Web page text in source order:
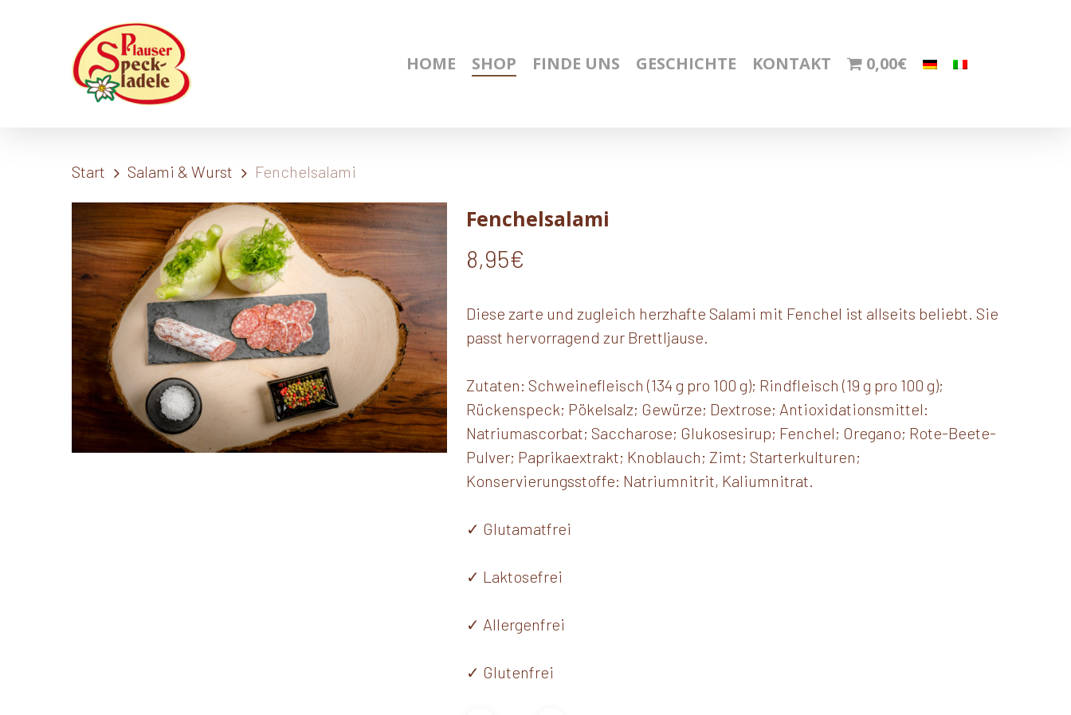
HOME SHOP FINDE UNS GESCHICHTE KONTAKT 0,00€
Start Salami & Wurst Fenchelsalami
Fenchelsalami
8,95€
Diese zarte und zugleich herzhafte Salami mit Fenchel ist allseits beliebt. Sie
passt hervorragend zur Brettljause.
Zutaten: Schweinefleisch (134 g pro 100 g); Rindfleisch (19 g pro 100 g);
Rückenspeck; Pökelsalz; Gewürze; Dextrose; Antioxidationsmittel:
Natriumascorbat; Saccharose; Glukosesirup; Fenchel; Oregano; Rote-Beete-
Pulver; Paprikaextrakt; Knoblauch; Zimt; Starterkulturen;
Konservierungsstoffe: Natriumnitrit, Kaliumnitrat.
✓ Glutamatfrei
✓ Laktosefrei
✓ Allergenfrei
✓ Glutenfrei